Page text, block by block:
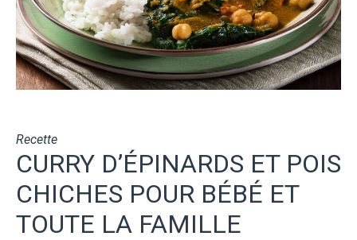
Recette
CURRY D’ÉPINARDS ET POIS
CHICHES POUR BÉBÉ ET
TOUTE LA FAMILLE